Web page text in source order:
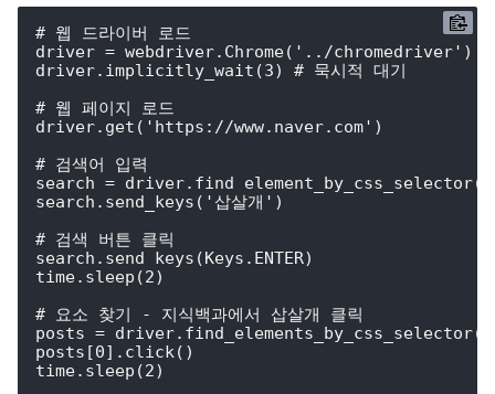
# 웹 드라이버 로드
driver = webdriver.Chrome('../chromedriver')
driver.implicitly_wait(3) # 묵시적 대기
# 웹 페이지 로드
driver.get('https://www.naver.com')
# 검색어 입력
search =
search.send_keys('삽살개')
# 검색 버튼 클릭
search.send_keys(Keys.ENTER)
time.sleep(2)
# 요소 찾기 - 지식백과에서 삽살개 클릭
posts =
posts[0].click()
time.sleep(2)